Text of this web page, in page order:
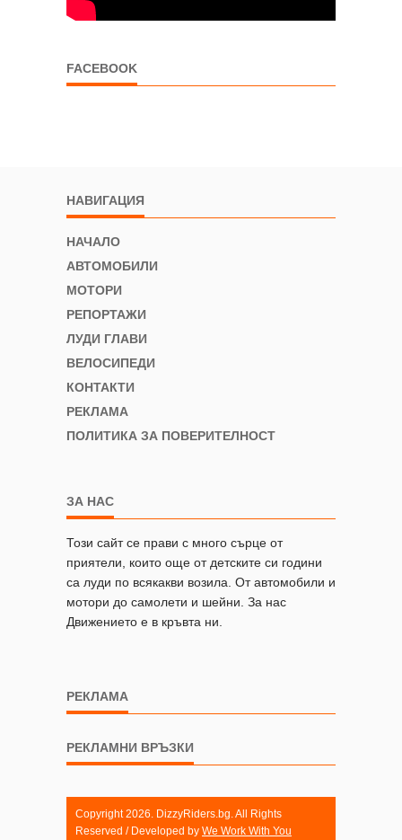
FACEBOOK
НАВИГАЦИЯ
НАЧАЛО
АВТОМОБИЛИ
МОТОРИ
РЕПОРТАЖИ
ЛУДИ ГЛАВИ
ВЕЛОСИПЕДИ
КОНТАКТИ
РЕКЛАМА
ПОЛИТИКА ЗА ПОВЕРИТЕЛНОСТ
ЗА НАС
Този сайт се прави с много сърце от
приятели, които още от детските си години
са луди по всякакви возила. От автомобили и
мотори до самолети и шейни. За нас
Движението е в кръвта ни.
РЕКЛАМА
РЕКЛАМНИ ВРЪЗКИ
Copyright 2026. DizzyRiders.bg. All Rights
Reserved / Developed by We Work With You